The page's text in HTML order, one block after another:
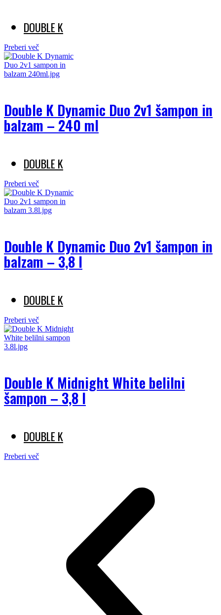
DOUBLE K
Preberi več
Double K Dynamic Duo 2v1 šampon in
balzam – 240 ml
DOUBLE K
Preberi več
Double K Dynamic Duo 2v1 šampon in
balzam – 3,8 l
DOUBLE K
Preberi več
Double K Midnight White belilni
šampon – 3,8 l
DOUBLE K
Preberi več